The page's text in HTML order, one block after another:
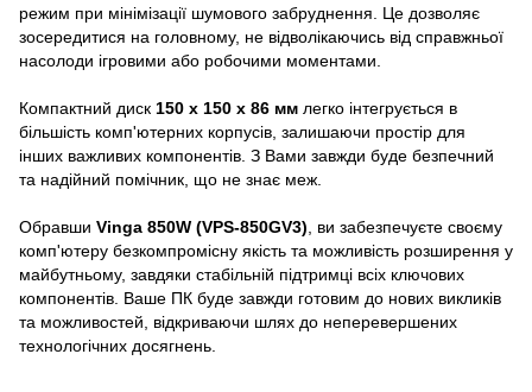
режим при мінімізації шумового забруднення. Це дозволяє
зосередитися на головному, не відволікаючись від справжньої
насолоди ігровими або робочими моментами.
Компактний диск 150 x 150 x 86 мм легко інтегрується в
більшість комп'ютерних корпусів, залишаючи простір для
інших важливих компонентів. З Вами завжди буде безпечний
та надійний помічник, що не знає меж.
Обравши Vinga 850W (VPS-850GV3) , ви забезпечуєте своєму
комп'ютеру безкомпромісну якість та можливість розширення у
майбутньому, завдяки стабільній підтримці всіх ключових
компонентів. Ваше ПК буде завжди готовим до нових викликів
та можливостей, відкриваючи шлях до неперевершених
технологічних досягнень.